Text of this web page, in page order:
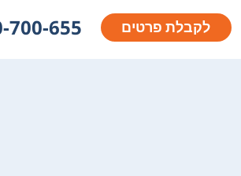
לקבלת פרטים 700-655